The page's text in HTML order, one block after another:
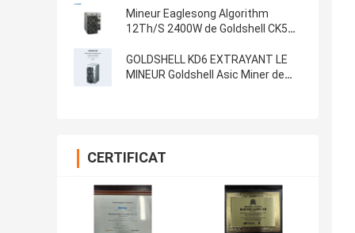
domicile Alephium Miner
Mineur Eaglesong Algorithm
12Th/S 2400W de Goldshell CK5
GOLDSHELL KD6 EXTRAYANT LE
MINEUR Goldshell Asic Miner de
CERTIFICAT